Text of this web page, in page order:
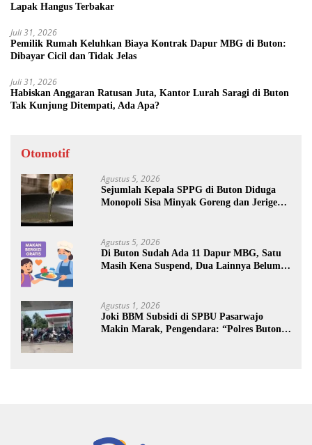
Lapak Hangus Terbakar
Juli 31, 2026
Pemilik Rumah Keluhkan Biaya Kontrak Dapur MBG di Buton:
Dibayar Cicil dan Tidak Jelas
Juli 31, 2026
Habiskan Anggaran Ratusan Juta, Kantor Lurah Saragi di Buton
Tak Kunjung Ditempati, Ada Apa?
Otomotif
Agustus 5, 2026
Sejumlah Kepala SPPG di Buton Diduga
Monopoli Sisa Minyak Goreng dan Jerigen
Agustus 5, 2026
Di Buton Sudah Ada 11 Dapur MBG, Satu
Masih Kena Suspend, Dua Lainnya Belum
Agustus 1, 2026
Joki BBM Subsidi di SPBU Pasarwajo
Makin Marak, Pengendara: “Polres Buton